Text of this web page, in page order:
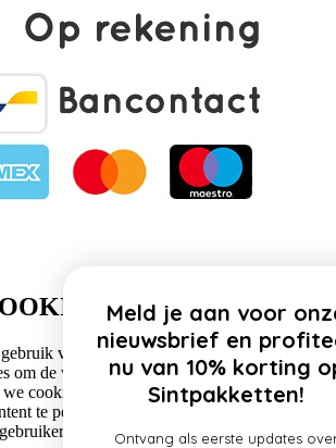
van cookies. Zo gebruiken wij
om de website functioneel te houden.
cookies om het verkeer op onze website te
te personaliseren. Op deze manier
op onze website.
Meld je aan voor onze
nieuwsbrief en profiteer
nu van 10% korting op
Sintpakketten!
Ontvang als eerste updates over